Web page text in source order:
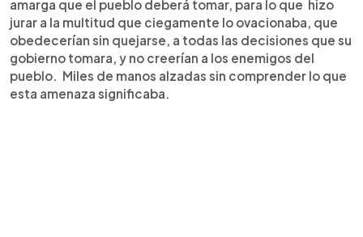
amarga que el pueblo deberá tomar, para lo que hizo
jurar a la multitud que ciegamente lo ovacionaba, que
obedecerían sin quejarse, a todas las decisiones que su
gobierno tomara, y no creerían a los enemigos del
pueblo. Miles de manos alzadas sin comprender lo que
esta amenaza significaba.